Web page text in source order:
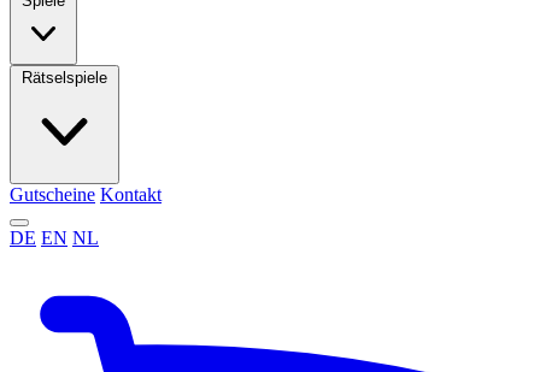
Rätselspiele
Gutscheine Kontakt
DE EN NL